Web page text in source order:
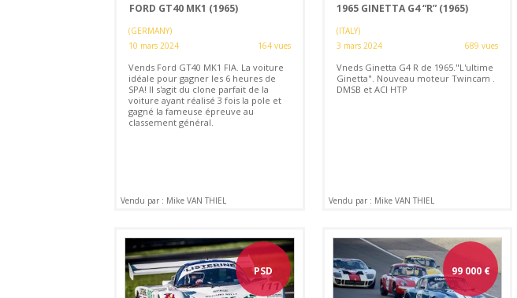
FORD GT40 MK1 (1965)
(GERMANY)
10 mars 2024
164 vues
Vends Ford GT40 MK1 FIA. La voiture
idéale pour gagner les 6 heures de
SPA! Il s'agit du clone parfait de la
voiture ayant réalisé 3 fois la pole et
gagné la fameuse épreuve au
classement général.
Vendu par : Mike VAN THIEL
1965 GINETTA G4 “R” (1965)
(ITALY)
3 mars 2024
689 vues
Vneds Ginetta G4 R de 1965."L'ultime
Ginetta". Nouveau moteur Twincam .
DMSB et ACI HTP
Vendu par : Mike VAN THIEL
PSD 99 000€